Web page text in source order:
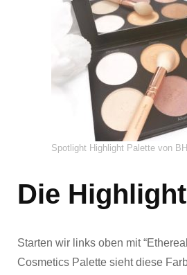
Spotlight Highlight Palette von
Die
Starten wir links oben mit
Cosmetics Palette sieht diese